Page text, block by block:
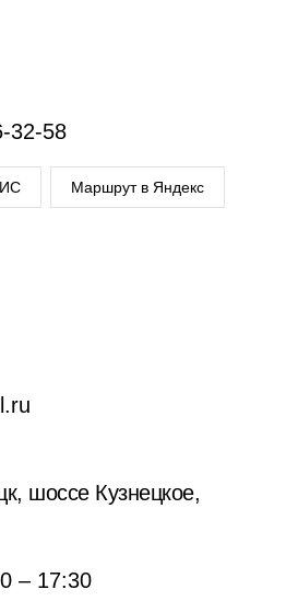
32-58
– 17:30
шоссе Кузнецкое,
Маршрут в Яндекс